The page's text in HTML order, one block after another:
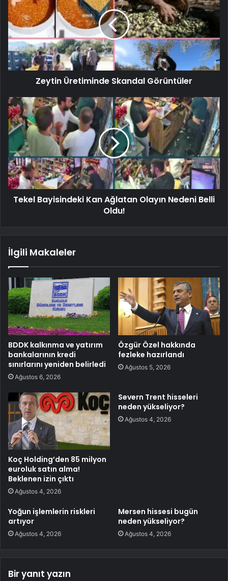
Zeytin Üretiminde Skandal Görüntüler
Tekel Bayisindeki Kan Ağlatan Olayın Nedeni Belli
Oldu!
İlgili Makaleler
BDDK kalkınma ve yatırım
bankalarının kredi
sınırlarını yeniden belirledi
Ağustos 6, 2026
Özgür Özel hakkında
fezleke hazırlandı
Ağustos 5, 2026
Koç Holding’den 85 milyon
euroluk satın alma!
Beklenen izin çıktı
Ağustos 4, 2026
Severn Trent hisseleri
neden yükseliyor?
Ağustos 4, 2026
Yoğun işlemlerin riskleri
artıyor
Ağustos 4, 2026
Mersen hissesi bugün
neden yükseliyor?
Ağustos 4, 2026
Bir yanıt yazın